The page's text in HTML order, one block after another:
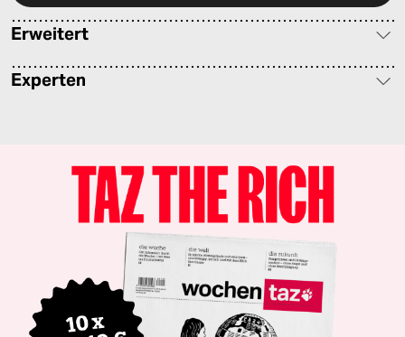
Erweitert
Experten